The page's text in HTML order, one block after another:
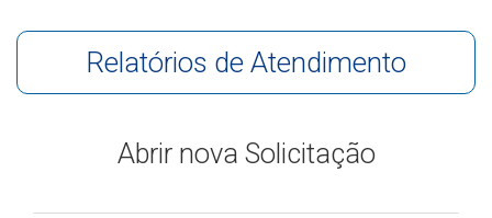
Abrir nova Solicitação
Relatórios de Atendimento